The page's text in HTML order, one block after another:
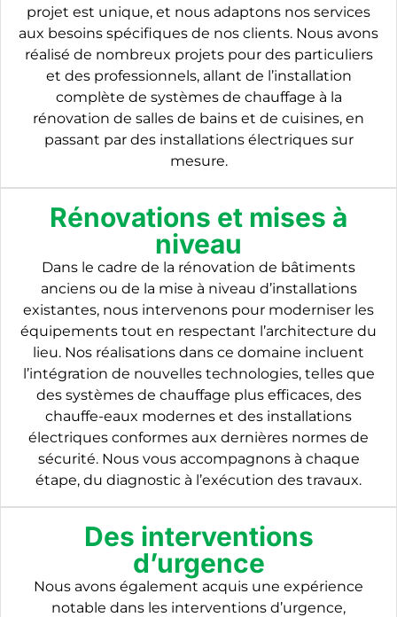
projet est unique, et nous adaptons nos services
aux besoins spécifiques de nos clients. Nous avons
réalisé de nombreux projets pour des particuliers
et des professionnels, allant de l’installation
complète de systèmes de chauffage à la
rénovation de salles de bains et de cuisines, en
passant par des installations électriques sur
mesure.
Rénovations et mises à
niveau
Dans le cadre de la rénovation de bâtiments
anciens ou de la mise à niveau d’installations
existantes, nous intervenons pour moderniser les
équipements tout en respectant l’architecture du
lieu. Nos réalisations dans ce domaine incluent
l’intégration de nouvelles technologies, telles que
des systèmes de chauffage plus efficaces, des
chauffe-eaux modernes et des installations
électriques conformes aux dernières normes de
sécurité. Nous vous accompagnons à chaque
étape, du diagnostic à l’exécution des travaux.
Des interventions
d’urgence
Nous avons également acquis une expérience
notable dans les interventions d’urgence,